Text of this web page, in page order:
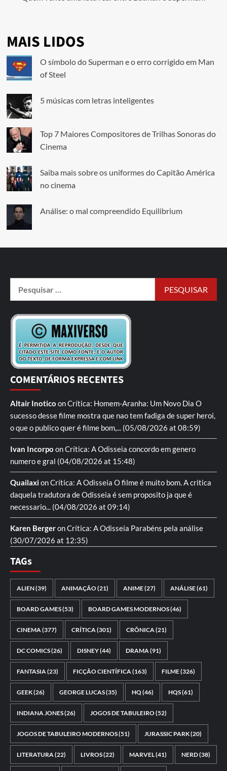
MAIS LIDOS
O símbolo do Superman e o erro corrigido em Man
of Steel
5 músicas com letras inteligentes
Top 7 Maiores Compositores de Trilhas Sonoras do
Cinema
Saiba mais sobre os uniformes do Capitão América
no cinema
Análise: o mal compreendido Equilibrium
COMENTÁRIOS RECENTES
Altair Inotico onCrítica: Homem-Aranha: Um Novo Dia O
sucesso desse filme mostra que nao tem fadiga de super heroi,
o que o publico quer é filme bom,... (05/08/2026 at 08:59)
Ivan Incorpo onCrítica: A Odisseia concordo em genero
numero e gral (04/08/2026 at 15:48)
QuailaxionCrítica: A Odisseia O filme é muito bom. A critica
daquela tradutora de Odisseia é sem proposito ja que é
necessario... (04/08/2026 at 09:14)
Karen BergeronCrítica: A Odisseia Parabéns pela análise
(30/07/2026 at 12:35)
TAGs
ALIEN(39) ANIMAÇÃO(21) ANIME(27) ANÁLISE(61)
BOARD GAMES(53) BOARD GAMES MODERNOS(46)
CINEMA(377) CRÍTICA(301) CRÔNICA(21)
DC COMICS(26) DISNEY(44) DRAMA(91)
FANTASIA(23) FICÇÃO CIENTÍFICA(163) FILME(326)
GEEK(26) GEORGE LUCAS(35) HQ(46) HQS(61)
INDIANA JONES(26) JOGOS DE TABULEIRO(52)
JOGOS DE TABULEIRO MODERNOS(51) JURASSIC PARK(20)
LITERATURA(22) LIVROS(22) MARVEL(41) NERD(38)